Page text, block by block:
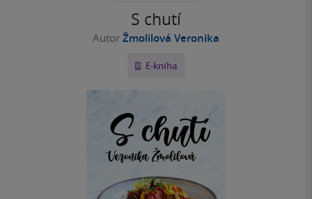
S chutí
Autor Žmolilová Veronika
E-kniha